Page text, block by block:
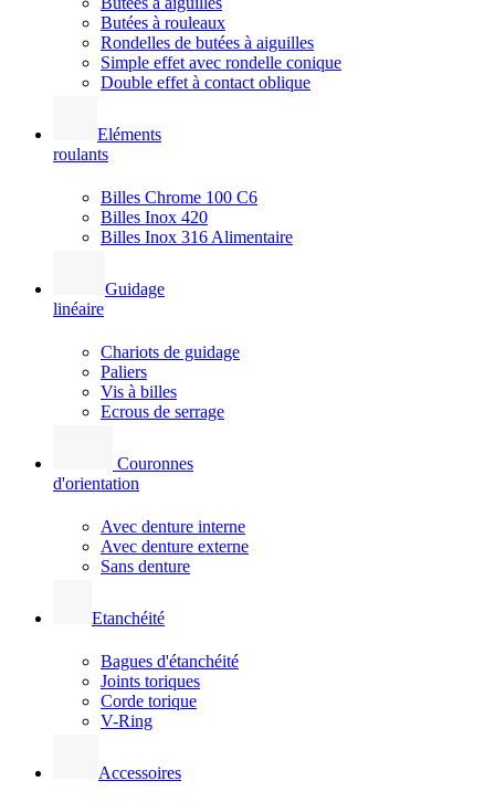
Butées à rouleaux
Rondelles de butées à aiguilles
Simple effet avec rondelle conique
Double effet à contact oblique
Eléments
roulants
Billes Chrome 100 C6
Billes Inox 420
Billes Inox 316 Alimentaire
Guidage
linéaire
Chariots de guidage
Paliers
Vis à billes
Ecrous de serrage
Couronnes
d'orientation
Avec denture interne
Avec denture externe
Sans denture
Etanchéité
Bagues d'étanchéité
Joints toriques
Corde torique
V-Ring
Accessoires